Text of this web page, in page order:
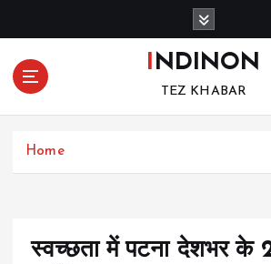
o
INDINON
TEZ KHABAR
Home
स्वच्छता में पटना देशभर के